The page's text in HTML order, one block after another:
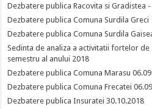
Dezbatere publica Racovita si Gradistea -
Dezbatere publica Comuna Surdila Greci
Dezbatere publica Comuna Surdila
Sedinta de analiza a activitatii fortelor
semestru al anului 2018
Dezbatere publica Comuna Marasu
Dezbatere publica Comuna Frecatei
Dezbatere publica Insuratei 30.10.2018